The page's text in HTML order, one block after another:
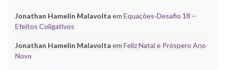
Jonathan Hamelin Malavolta em Equações-Desafio 18 –
Efeitos Coligativos
Jonathan Hamelin Malavolta em Feliz Natal e Próspero Ano
Novo